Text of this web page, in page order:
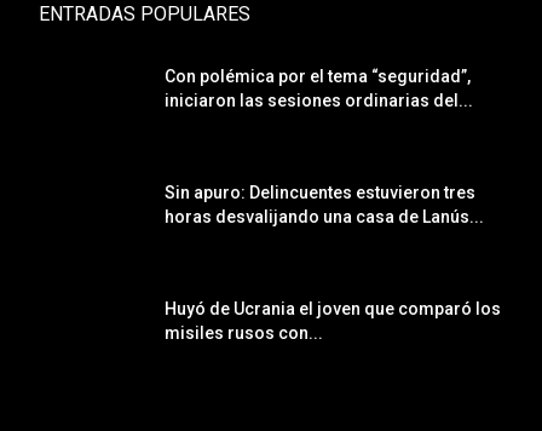
ENTRADAS POPULARES
Con polémica por el tema “seguridad”,
iniciaron las sesiones ordinarias del...
Sin apuro: Delincuentes estuvieron tres
horas desvalijando una casa de Lanús...
Huyó de Ucrania el joven que comparó los
misiles rusos con...